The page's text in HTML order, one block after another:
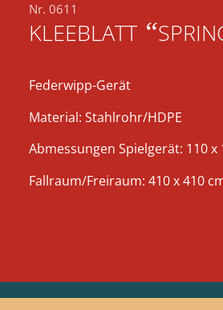
Nr. 0611
KLEEBLATT “
Federwipp-Gerät
Material: Stahlrohr/HDPE
Abmessungen Spielgerät: 110 x
Fallraum/Freiraum: 410 x 410